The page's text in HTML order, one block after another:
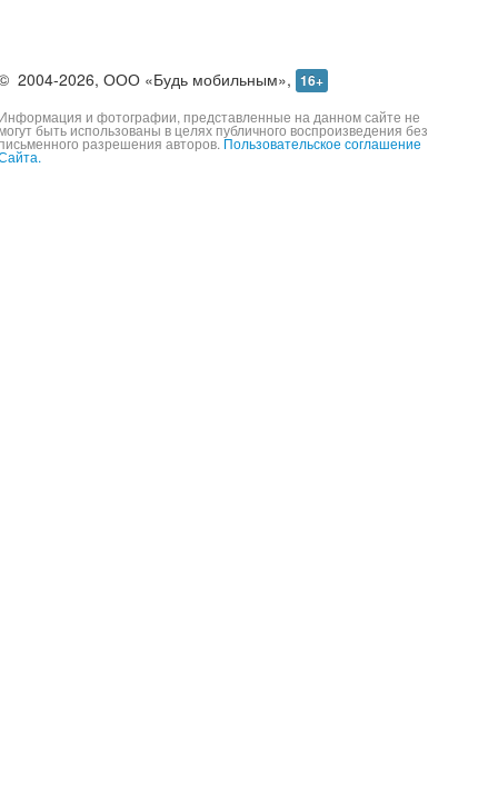
2004-2026, ООО «Будь мобильным», 16+
и фотографии, представленные на данном сайте не
быть использованы в целях публичного воспроизведения без
разрешения авторов. Пользовательское соглашение